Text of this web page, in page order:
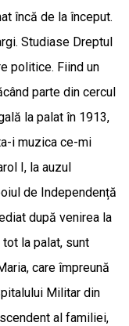
încă de la început.
Studiase Dreptul
politice. Fiind un
parte din cercul
la palat în 1913,
i muzica ce-mi
I, la auzul
de Independență
după venirea la
la palat, sunt
care împreună
Militar din
al familiei,